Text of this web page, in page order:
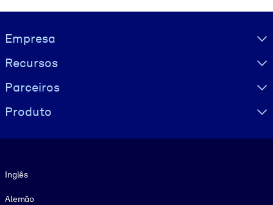
Visually hidden Text
Empresa
Recursos
Parceiros
Produto
Inglês
Alemão